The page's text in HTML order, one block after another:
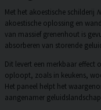
Met het akoestische schilderij
akoestische oplossing en
van massief grenenhout is
absorberen van storende
Dit levert een merkbaar effect
oploopt, zoals in keukens,
Het paneel helpt het
aangenamer geluidslandschap